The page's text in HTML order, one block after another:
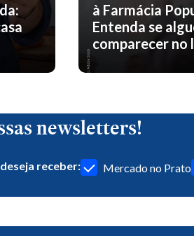
à Farmácia
Entenda se
comparecer no
newsletters!
receber: Mercado no Prato